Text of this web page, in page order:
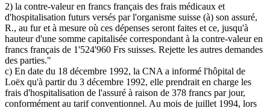
2) la contre-valeur en francs français des frais médicaux et
d'hospitalisation futurs versés par l'organisme suisse (à) son assuré,
R., au fur et à mesure où ces dépenses seront faites et ce, jusqu'à
hauteur d'une somme capitalisée correspondant à la contre-valeur en
francs français de 1'524'960 Frs suisses. Rejette les autres demandes
des parties."
c) En date du 18 décembre 1992, la CNA a informé l'hôpital de
Loëx qu'à partir du 3 décembre 1992, elle prendrait en charge les
frais d'hospitalisation de l'assuré à raison de 378 francs par jour,
conformément au tarif conventionnel. Au mois de juillet 1994, lors